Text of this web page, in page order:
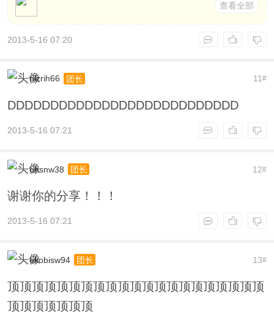
查看全部
2013-5-16 07:20
11#
nlzrih66 团长
DDDDDDDDDDDDDDDDDDDDDDDDDDD
2013-5-16 07:21
12#
ohsnw38 团长
谢谢你的分享！！！
2013-5-16 07:21
13#
ekobisw94 团长
顶顶顶顶顶顶顶顶顶顶顶顶顶顶顶顶顶顶顶顶顶
顶顶顶顶顶顶顶